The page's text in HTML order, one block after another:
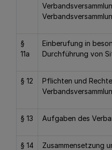
§
11a
Einberufung in
Durchführung von
§ 12
Pflichten und
§ 13 Aufgaben des
§ 14
Zusammensetzung